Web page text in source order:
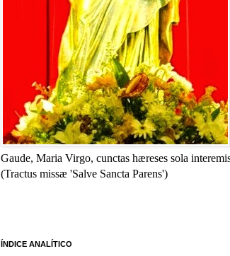
Gaude, Maria Virgo, cunctas hæreses sola
(Tractus missæ 'Salve Sancta Parens')
ÍNDICE ANALÍTICO